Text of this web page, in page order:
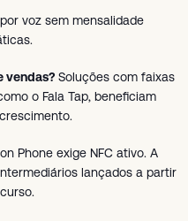
voz sem mensalidade
vendas? Soluções com faixas
o Fala Tap, beneficiam
Phone exige NFC ativo. A
lançados a partir